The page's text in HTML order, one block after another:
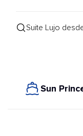
Suite Lujo
Sun